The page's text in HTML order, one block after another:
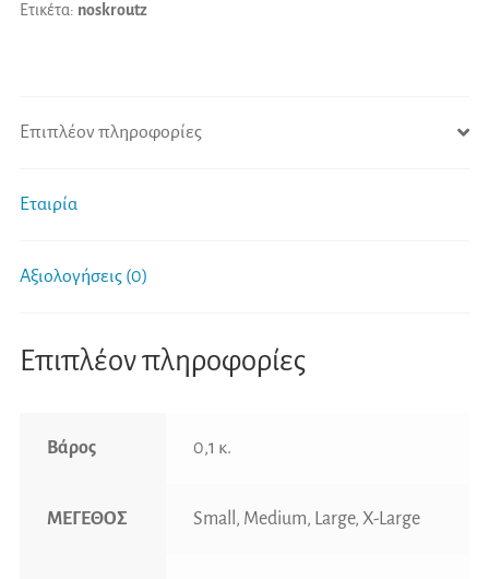
Γόνατος
:Ετικέτα: noskroutz
Επιπλέον πληροφορίες
Εταιρία
Αξιολογήσεις (0)
Επιπλέον πληροφορίες
Βάρος 0,1 κ.
ΜΕΓΕΘΟΣ Small, Medium, Large, X-Large